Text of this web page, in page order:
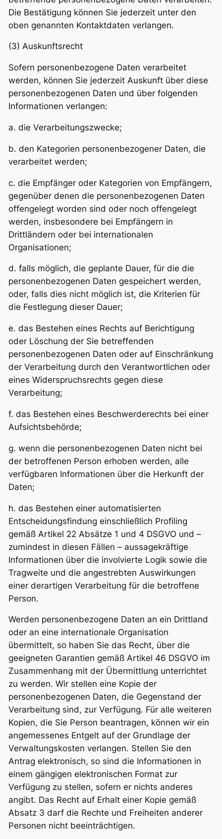
Die Bestätigung können Sie jederzeit unter den
oben genannten Kontaktdaten verlangen.
(3) Auskunftsrecht
Sofern personenbezogene Daten verarbeitet
werden, können Sie jederzeit Auskunft über diese
personenbezogenen Daten und über folgenden
Informationen verlangen:
a. die Verarbeitungszwecke;
b. den Kategorien personenbezogener Daten, die
verarbeitet werden;
c. die Empfänger oder Kategorien von Empfängern,
gegenüber denen die personenbezogenen Daten
offengelegt worden sind oder noch offengelegt
werden, insbesondere bei Empfängern in
Drittländern oder bei internationalen
Organisationen;
d. falls möglich, die geplante Dauer, für die die
personenbezogenen Daten gespeichert werden,
oder, falls dies nicht möglich ist, die Kriterien für
die Festlegung dieser Dauer;
e. das Bestehen eines Rechts auf Berichtigung
oder Löschung der Sie betreffenden
personenbezogenen Daten oder auf Einschränkung
der Verarbeitung durch den Verantwortlichen oder
eines Widerspruchsrechts gegen diese
Verarbeitung;
f. das Bestehen eines Beschwerderechts bei einer
Aufsichtsbehörde;
g. wenn die personenbezogenen Daten nicht bei
der betroffenen Person erhoben werden, alle
verfügbaren Informationen über die Herkunft der
Daten;
h. das Bestehen einer automatisierten
Entscheidungsfindung einschließlich Profiling
gemäß Artikel 22 Absätze 1 und 4 DSGVO und –
zumindest in diesen Fällen – aussagekräftige
Informationen über die involvierte Logik sowie die
Tragweite und die angestrebten Auswirkungen
einer derartigen Verarbeitung für die betroffene
Person.
Werden personenbezogene Daten an ein Drittland
oder an eine internationale Organisation
übermittelt, so haben Sie das Recht, über die
geeigneten Garantien gemäß Artikel 46 DSGVO im
Zusammenhang mit der Übermittlung unterrichtet
zu werden. Wir stellen eine Kopie der
personenbezogenen Daten, die Gegenstand der
Verarbeitung sind, zur Verfügung. Für alle weiteren
Kopien, die Sie Person beantragen, können wir ein
angemessenes Entgelt auf der Grundlage der
Verwaltungskosten verlangen. Stellen Sie den
Antrag elektronisch, so sind die Informationen in
einem gängigen elektronischen Format zur
Verfügung zu stellen, sofern er nichts anderes
angibt. Das Recht auf Erhalt einer Kopie gemäß
Absatz 3 darf die Rechte und Freiheiten anderer
Personen nicht beeinträchtigen.